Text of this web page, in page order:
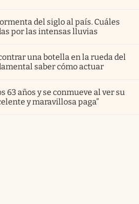
del siglo al país. Cuáles
por las intensas lluvias
una botella en la rueda del
saber cómo actuar
63 años y se conmueve al ver su
y maravillosa paga”